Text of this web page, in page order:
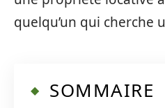
quelqu’un qui cherche
SOMMAIRE